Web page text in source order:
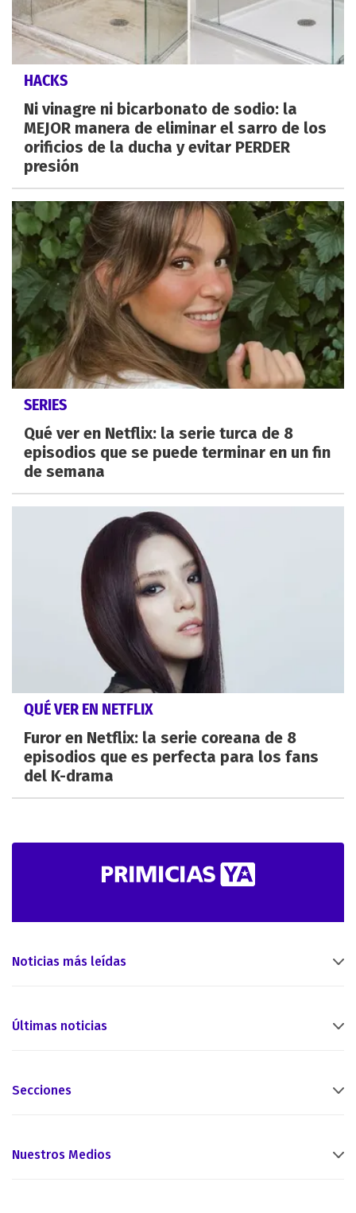
HACKS
Ni vinagre ni bicarbonato de sodio: la
MEJOR manera de eliminar el sarro de los
orificios de la ducha y evitar PERDER
presión
SERIES
Qué ver en Netflix: la serie turca de 8
episodios que se puede terminar en un fin
de semana
QUÉ VER EN NETFLIX
Furor en Netflix: la serie coreana de 8
episodios que es perfecta para los fans
del K-drama
Noticias más leídas
Últimas noticias
Secciones
Nuestros Medios